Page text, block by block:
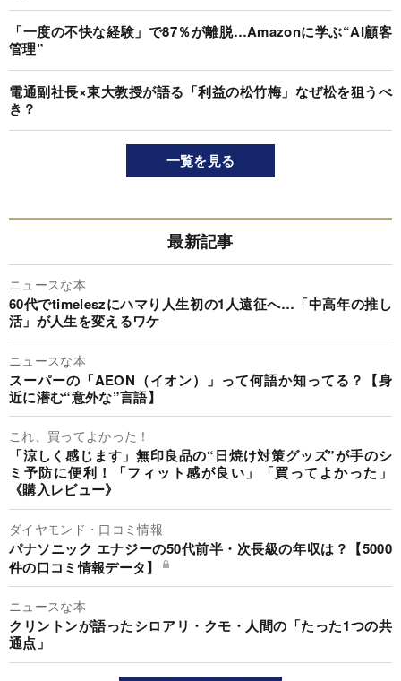
「一度の不快な経験」で87％が離脱…Amazonに学ぶ“AI顧客
管理”
電通副社長×東大教授が語る「利益の松竹梅」なぜ松を狙うべ
き？
一覧を見る
最新記事
ニュースな本
60代でtimeleszにハマり人生初の1人遠征へ…「中高年の推し
活」が人生を変えるワケ
ニュースな本
スーパーの「AEON（イオン）」って何語か知ってる？【身
近に潜む“意外な”言語】
これ、買ってよかった！
「涼しく感じます」無印良品の“日焼け対策グッズ”が手のシ
ミ予防に便利！「フィット感が良い」「買ってよかった」
《購入レビュー》
ダイヤモンド・口コミ情報
パナソニック エナジーの50代前半・次長級の年収は？【5000
件の口コミ情報データ】
ニュースな本
クリントンが語ったシロアリ・クモ・人間の「たった1つの共
通点」